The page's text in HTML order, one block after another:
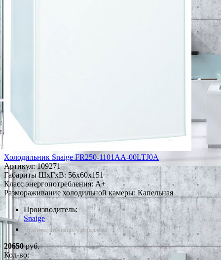
Холодильник Snaige FR250-1101AA-00LTJ0A
Артикул:109271
Габариты ШxГxВ: 56x60x151
Класс энергопотребления: A+
Размораживание холодильной камеры: Капельная
Производитель:
Snaige
*Наличие уточняйте у менеджера
20650руб.
Кол-во: